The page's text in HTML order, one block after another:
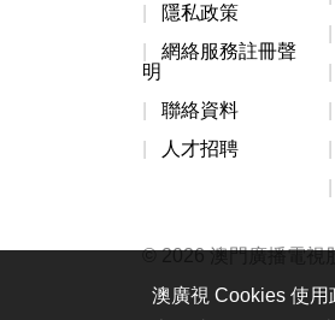
隱私政策
網絡服務註冊聲
明
聯絡資料
人才招聘
© 2026 澳門廣播電視
澳廣視 Cookies 使用